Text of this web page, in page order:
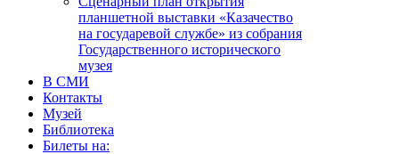
планшетной выставки «Казачество
на государевой службе» из собрания
Государственного исторического
музея
В СМИ
Контакты
Музей
Библиотека
Билеты на: